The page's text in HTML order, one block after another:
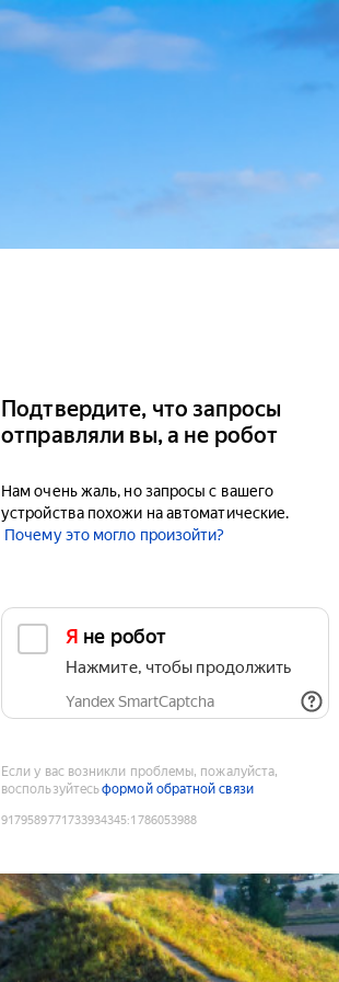
Подтвердите, что запросы
отправляли вы, а не робот
Нам очень жаль, но запросы с вашего
устройства похожи на автоматические.
Почему это могло произойти?
Я не робот
Нажмите, чтобы продолжить
Yandex SmartCaptcha
Если у вас возникли проблемы, пожалуйста,
воспользуйтесьформой обратной связи
9179589771733934345:1786053988